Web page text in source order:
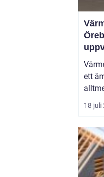
Örebro
hus
ett
fler
18 juli